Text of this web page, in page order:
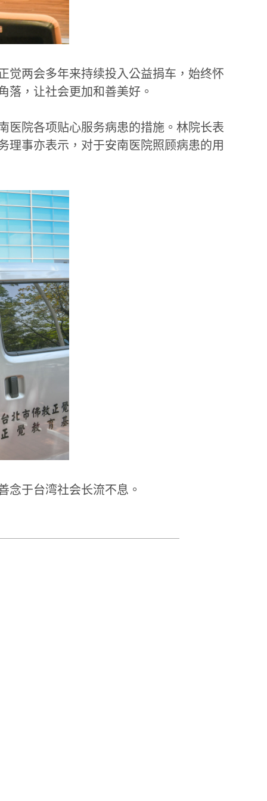
觉两会多年来持续投入公益捐车，始终怀
落，让社会更加和善美好。
医院各项贴心服务病患的措施。林院长表
理事亦表示，对于安南医院照顾病患的用
念于台湾社会长流不息。